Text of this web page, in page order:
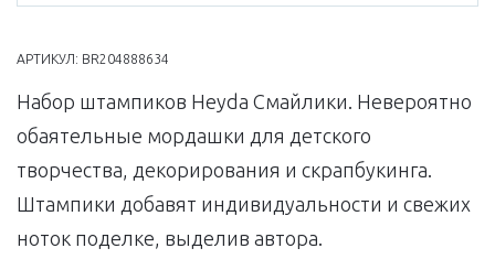
АРТИКУЛ: BR204888634
Набор штампиков Heyda Смайлики. Невероятно
обаятельные мордашки для детского
творчества, декорирования и скрапбукинга.
Штампики добавят индивидуальности и свежих
ноток поделке, выделив автора.